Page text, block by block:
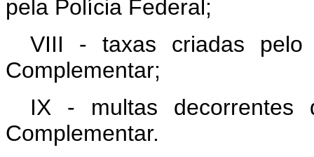
pela Polícia Federal;
VIII - taxas criadas
Complementar;
IX - multas
Complementar.